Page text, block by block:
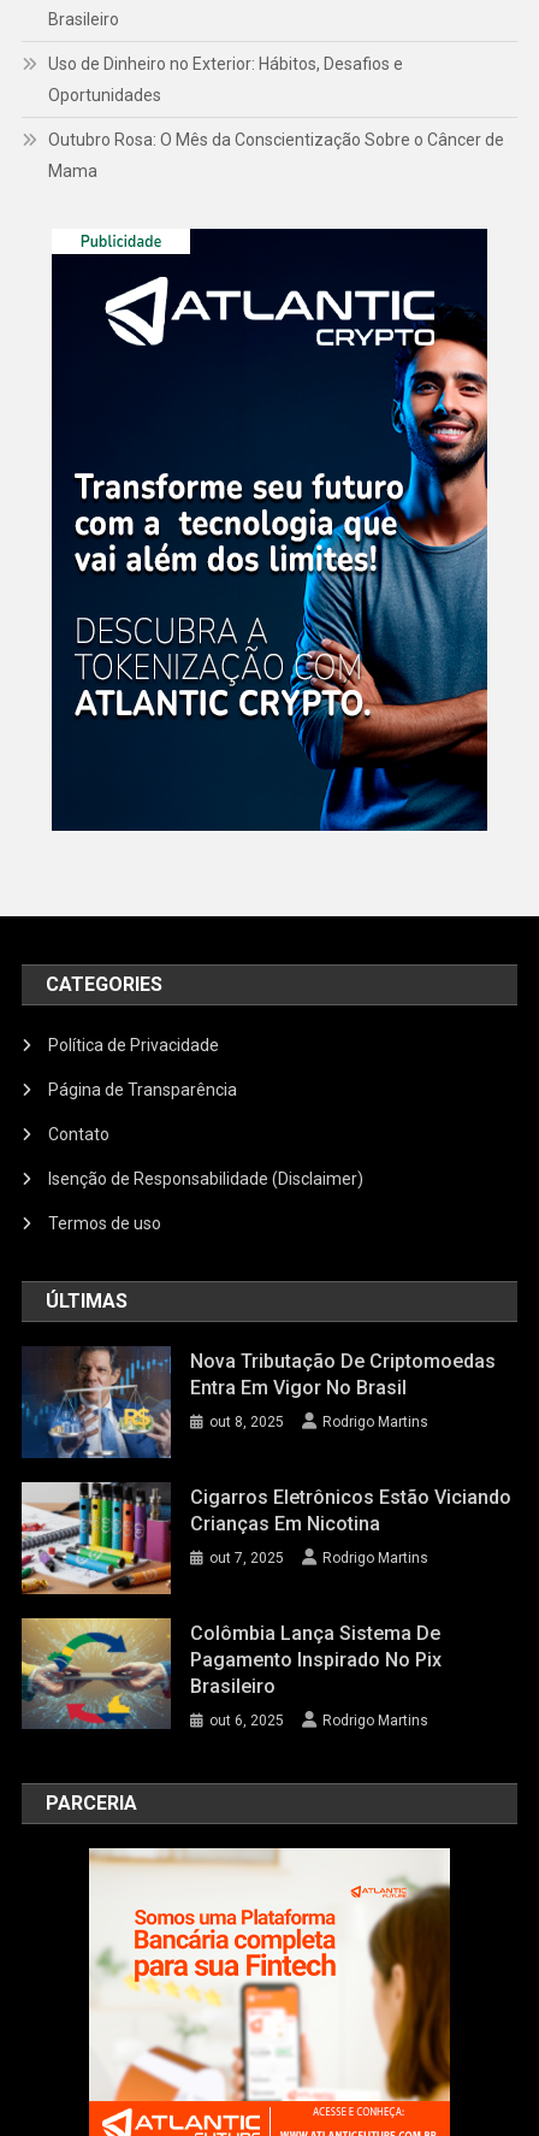
Brasileiro
Uso de Dinheiro no Exterior: Hábitos, Desafios e
Oportunidades
Outubro Rosa: O Mês da Conscientização Sobre o Câncer de
Mama
CATEGORIES
Política de Privacidade
Página de Transparência
Contato
Isenção de Responsabilidade (Disclaimer)
Termos de uso
ÚLTIMAS
Nova Tributação De Criptomoedas
Entra Em Vigor No Brasil
out 8, 2025 Rodrigo Martins
Cigarros Eletrônicos Estão Viciando
Crianças Em Nicotina
out 7, 2025 Rodrigo Martins
Colômbia Lança Sistema De
Pagamento Inspirado No Pix
Brasileiro
out 6, 2025 Rodrigo Martins
PARCERIA